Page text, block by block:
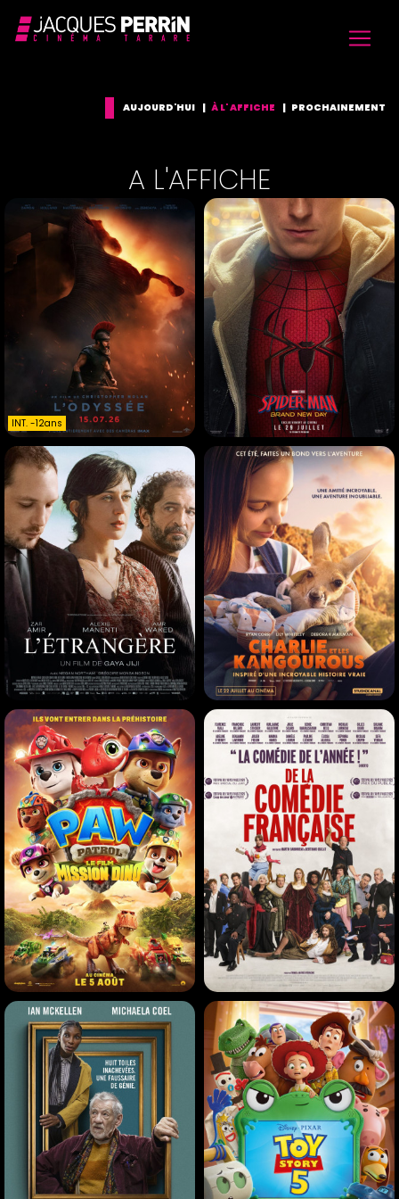
AUJOURD'HUI | À L' AFFICHE | PROCHAINEMENT
A L'AFFICHE
L'ODYSSÉE
Action |
02h52
INT. -12ans
INT. -12ans
SPIDER-MAN: BRAND
NEW DAY
Action | 02h25
L'ETRANGERE
Drame |01h41
CHARLIE ET LES
KANGOUROUS
Comédie | 01h47
LA PAT' PATROUILLE : LE
FILM MISSION DINO
Animation |01h28
DE LA COMÉDIE-
FRANÇAISE
Comédie |01h15